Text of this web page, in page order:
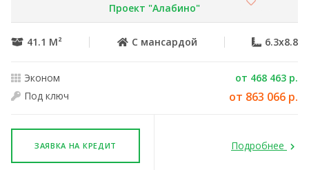
Проект "Алабино"
41.1 М² С мансардой 6.3x8.8
Эконом
от 468 463 р.
Под ключ
от 863 066 р.
ЗАЯВКА НА КРЕДИТ Подробнее